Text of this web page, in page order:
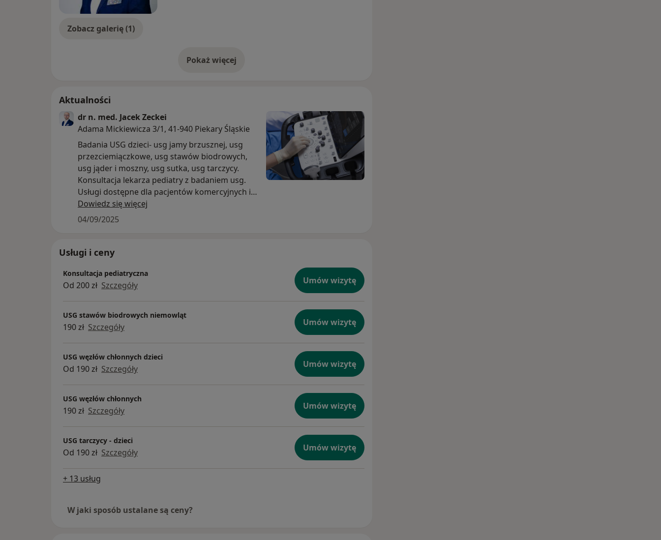
Zobacz galerię (1)
Pokaż więcejo doświadczeniu
Aktualności
dr n. med. Jacek Zeckei
Adama Mickiewicza 3/1, 41-940 Piekary Śląskie
Badania USG dzieci- usg jamy brzusznej, usg
przezciemiączkowe, usg stawów biodrowych,
usg jąder i moszny, usg sutka, usg tarczycy.
Konsultacja lekarza pediatry z badaniem usg.
Usługi dostępne dla pacjentów komercyjnych i
w ramach prywatnych ubezpieczeń: Luxmed,
PZU, Compensa, Polmed, Świat Zdrowia, Allianz,
aparacie USG- Samsung V7
Dowiedz się więcej
04/09/2025
Usługi i ceny
Konsultacja pediatryczna
Od 200 zł Szczegóły Umów wizytę
USG stawów biodrowych niemowląt
190 zł Szczegóły Umów wizytę
USG węzłów chłonnych dzieci
Od 190 zł Szczegóły Umów wizytę
USG węzłów chłonnych
190 zł Szczegóły Umów wizytę
USG tarczycy - dzieci
Od 190 zł Szczegóły Umów wizytę
+ 13 usług
W jaki sposób ustalane są ceny?